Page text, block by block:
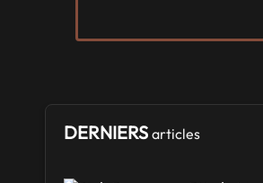
Arcadia GeekFest 2026
SALONS & CONVENTIONS GEEKS
Ponta Geek 2026
DERNIERS articles